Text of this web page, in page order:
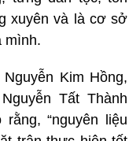
xuyên và là cơ sở
mình.
Kim Hồng,
Tất Thành
“nguyên liệu